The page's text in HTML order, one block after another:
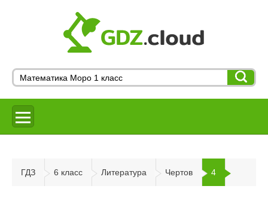
ГДЗ 6 класс Литература Чертов 4